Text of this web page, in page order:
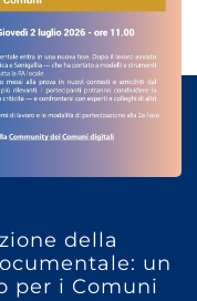
della
un
per i Comuni